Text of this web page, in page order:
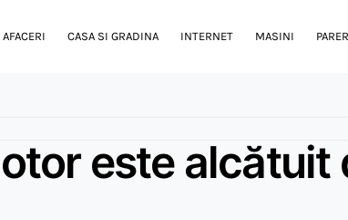
AFACERI CASA SI GRADINA INTERNET MASINI
este alcătuit